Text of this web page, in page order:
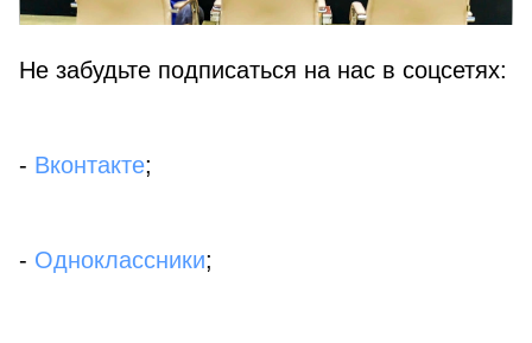
Не забудьте подписаться на нас в соцсетях:
- Вконтакте;
- Одноклассники;